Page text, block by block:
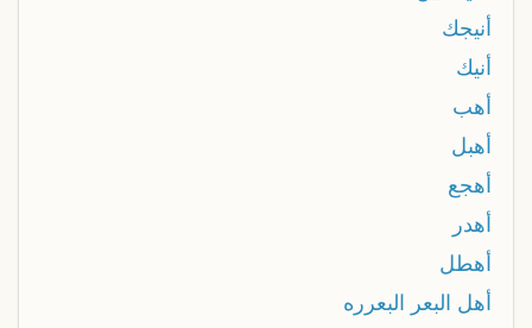
أنيجك
أنيك
أهب
أهبل
أهجع
أهدر
أهطل
أهل البعر البعرره